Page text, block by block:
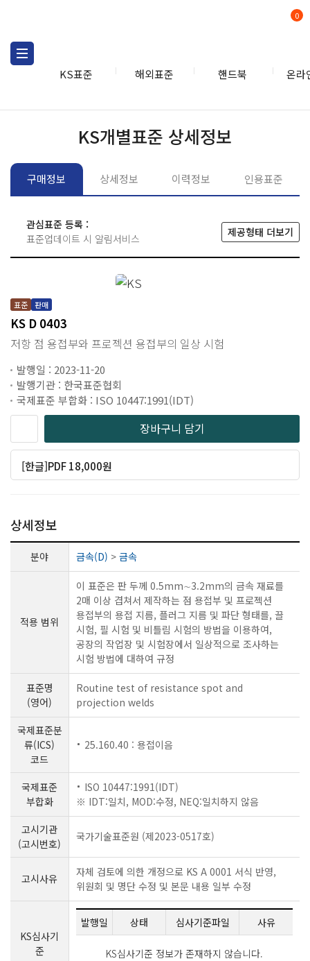
KS표준 해외표준 핸드북 온라
0
KS개별표준 상세정보
구매정보 상세정보 이력정보 인용표준
관심표준 등록 :
표준업데이트 시 알림서비스
제공형태 더보기
표준 판매
KS D 0403
저항 점 용접부와 프로젝션 용접부의 일상 시험
발행일 : 2023-11-20
발행기관 : 한국표준협회
국제표준 부합화 : ISO 10447:1991(IDT)
장바구니 담기
[한글]PDF 18,000원
상세정보
분야 금속(D) > 금속
적용 범위
이 표준은 판 두께 0.5mm∼3.2mm의 금속 재료를
2매 이상 겹쳐서 제작하는 점 용접부 및 프로젝션
용접부의 용접 지름, 플러그 지름 및 파단 형태를, 끌
시험, 필 시험 및 비틀림 시험의 방법을 이용하여,
공장의 작업장 및 시험장에서 일상적으로 조사하는
시험 방법에 대하여 규정
표준명
(영어)
Routine test of resistance spot and
projection welds
국제표준분
류(ICS)
코드
25.160.40 : 용접이음
국제표준
부합화
ISO 10447:1991(IDT)
※ IDT:일치, MOD:수정, NEQ:일치하지 않음
고시기관
(고시번호)
국가기술표준원 (제2023-0517호)
고시사유
자체 검토에 의한 개정으로 KS A 0001 서식 반영,
위원회 및 명단 수정 및 본문 내용 일부 수정
KS심사기
준
발행일 상태 심사기준파일 사유
KS심사기준 정보가 존재하지 않습니다.